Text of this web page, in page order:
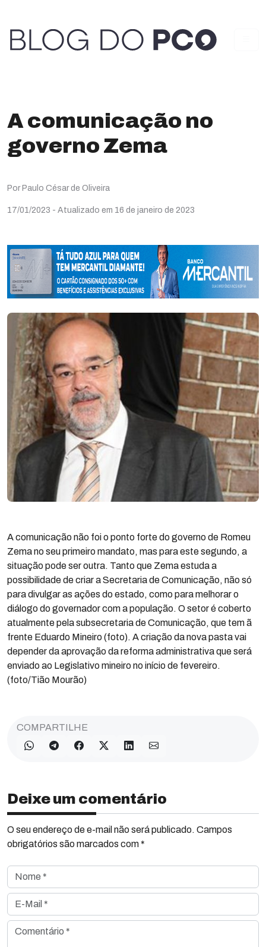
A comunicação no
governo Zema
Por Paulo César de Oliveira
17/01/2023 - Atualizado em 16 de janeiro de 2023
A comunicação não foi o ponto forte do governo de Romeu
Zema no seu primeiro mandato, mas para este segundo, a
situação pode ser outra. Tanto que Zema estuda a
possibilidade de criar a Secretaria de Comunicação, não só
para divulgar as ações do estado, como para melhorar o
diálogo do governador com a população. O setor é coberto
atualmente pela subsecretaria de Comunicação, que tem ã
frente Eduardo Mineiro (foto). A criação da nova pasta vai
depender da aprovação da reforma administrativa que será
enviado ao Legislativo mineiro no início de fevereiro.
(foto/Tião Mourão)
COMPARTILHE
Deixe um comentário
O seu endereço de e-mail não será publicado. Campos
obrigatórios são marcados com *
Nome *
E-Mail *
Comentário *